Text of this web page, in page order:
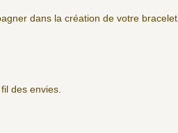
dans la création de votre bracelet
des envies.